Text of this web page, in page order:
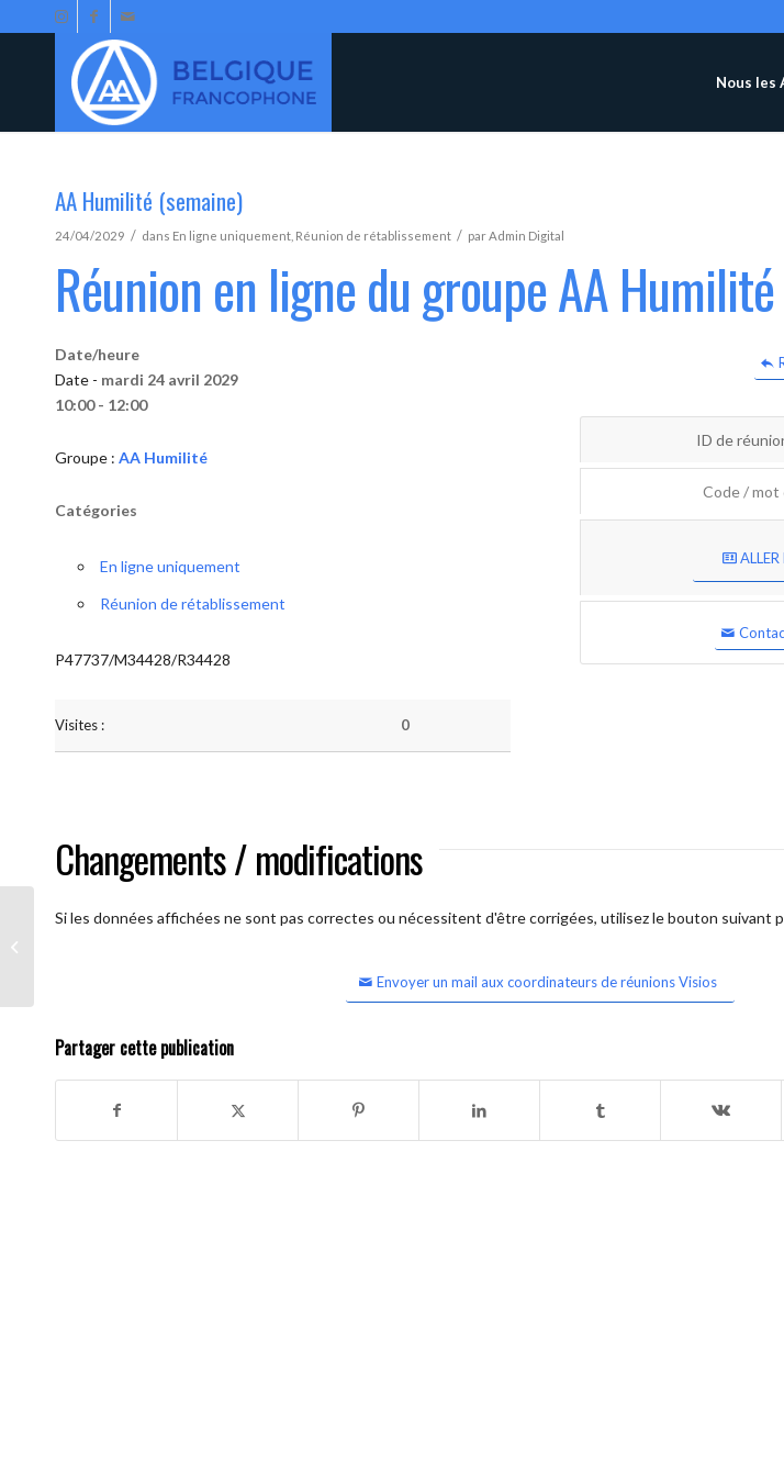
Nous les
AA Humilité (semaine)
24/04/2029 / dans En ligne uniquement Réunion de rétablissement / parAdmin Digital
Réunion en ligne du groupe AA Humilité
Date/heure
Date - mardi 24 avril 2029
10:00 - 12:00
Groupe : AA Humilité
Catégories
En ligne uniquement
Réunion de rétablissement
P47737/M34428/R34428
Visites : 0
ID de
Code / mot
Changements / modifications
Si les données affichées ne sont pas correctes ou nécessitent d'être corrigées, utilisez le bouton suivant
Envoyer un mail aux coordinateurs de réunions Visios
Partager cette publication